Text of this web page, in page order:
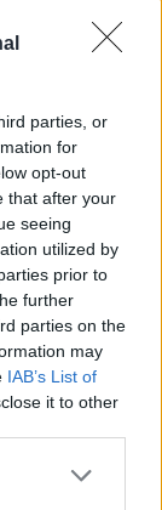
parties, or
for
opt-out
that after your
seeing
utilized by
prior to
further
parties on the
may
IAB’s List of
it to other